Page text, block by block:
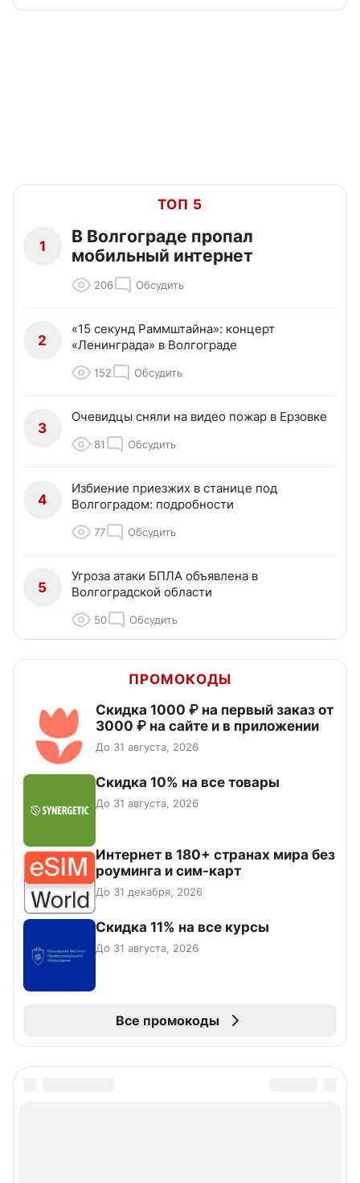
ТОП 5
1
В Волгограде пропал
мобильный интернет
206 Обсудить
2
«15 секунд Раммштайна»: концерт
«Ленинграда» в Волгограде
152 Обсудить
3
Очевидцы сняли на видео пожар в Ерзовке
81 Обсудить
4
Избиение приезжих в станице под
Волгоградом: подробности
77 Обсудить
5
Угроза атаки БПЛА объявлена в
Волгоградской области
50 Обсудить
ПРОМОКОДЫ
Скидка 1000 ₽ на первый заказ от
3000 ₽ на сайте и в приложении
До 31 августа, 2026
Скидка 10% на все товары
До 31 августа, 2026
Интернет в 180+ странах мира без
роуминга и сим-карт
До 31 декабря, 2026
Скидка 11% на все курсы
До 31 августа, 2026
Все промокоды